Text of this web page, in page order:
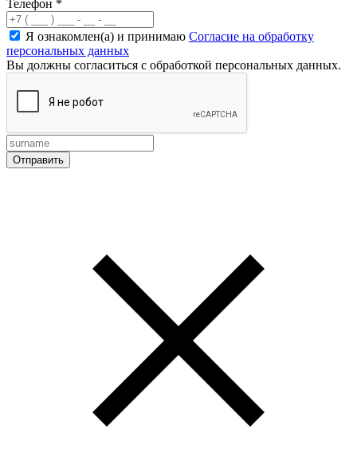
Телефон *
Я ознакомлен(а) и принимаю Согласие на обработку
персональных данных
Вы должны согласиться с обработкой персональных данных.